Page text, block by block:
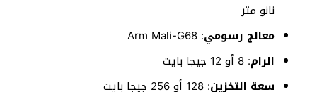
نانو متر
معالج رسومي: Arm Mali-G68
الرام: 8 أو 12 جيجا بايت
سعة التخزين: 128 أو 256 جيجا بايت